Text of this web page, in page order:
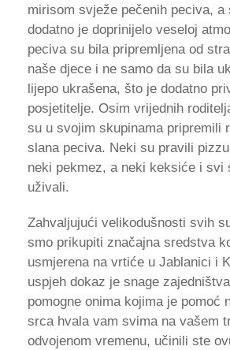
mirisom svježe pečenih peciva, a
dodatno je doprinijelo veseloj
peciva su bila pripremljena od
naše djece i ne samo da su bila
lijepo ukrašena, što je dodatno
posjetitelje. Osim vrijednih
su u svojim skupinama pripremili
slana peciva. Neki su pravili
neki pekmez, a neki keksiće i svi
uživali.
Zahvaljujući velikodušnosti svih
smo prikupiti značajna sredstva
usmjerena na vrtiće u Jablanici i
uspjeh dokaz je snage
pomogne onima kojima je pomoć
srca hvala vam svima na vašem
odvojenom vremenu, učinili ste